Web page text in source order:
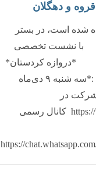
و دهگلان
شده است، در بستر
با نشست تخصصی
*دروازه کردستان*
میزبان همراهی صمیمانه شما بودیم. *زمان :*سه شنبه ۹ دی‌ماه
شرکت در
وبینار*https://www.skyroom.online/ch/richt/tourism کانال رسمی
https://